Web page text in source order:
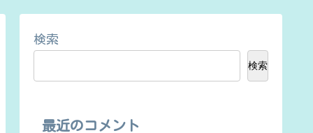
検索
検索
最近のコメント